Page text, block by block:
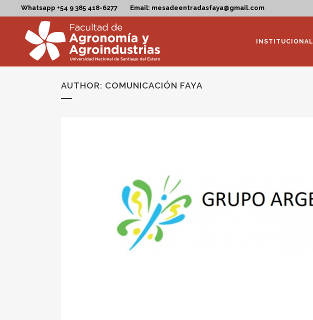
Email: mesadeentradasfaya@gmail.com
Whatsapp +54 9 385 418-6277
INSTITUCIONAL
AUTHOR: COMUNICACIÓN FAYA